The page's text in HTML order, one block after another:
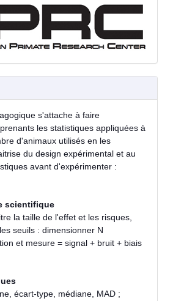
s'attache à faire
les statistiques appliquées à
d'animaux utilisés en les
du design expérimental et au
avant d'expérimenter :
scientifique
la taille de l'effet et les risques,
seuils : dimensionner N
et mesure = signal + bruit + biais
écart-type, médiane, MAD ;